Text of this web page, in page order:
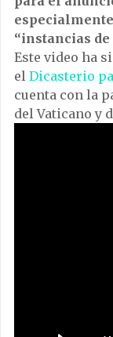
“instancias
Este video ha
el Dicasterio
cuenta con la
del Vaticano y